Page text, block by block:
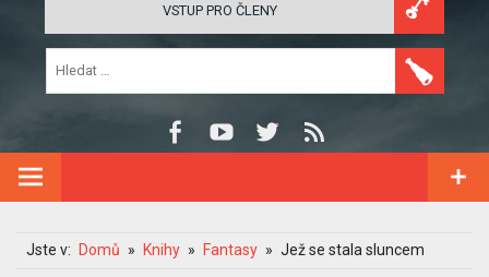
VSTUP PRO ČLENY
Jste v: Domů Knihy Fantasy Jež se stala sluncem